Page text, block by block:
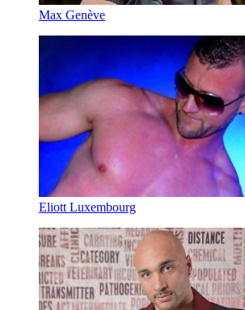
Max Genève
Eliott Luxembourg